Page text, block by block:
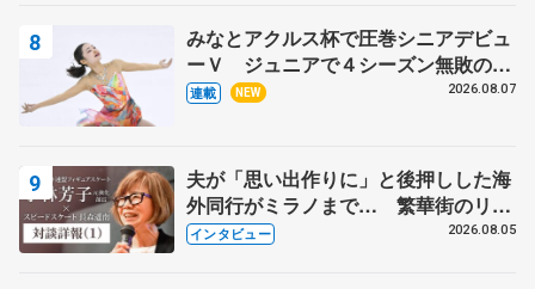
みなとアクルス杯で圧巻シニアデビュ
ーＶ ジュニアで４シーズン無敗の島
田麻央
連載 NEW 2026.08.07
夫が「思い出作りに」と後押しした海
外同行がミラノまで… 繁華街のリン
クでは不良のお兄さんも味方に 小林
インタビュー 2026.08.05